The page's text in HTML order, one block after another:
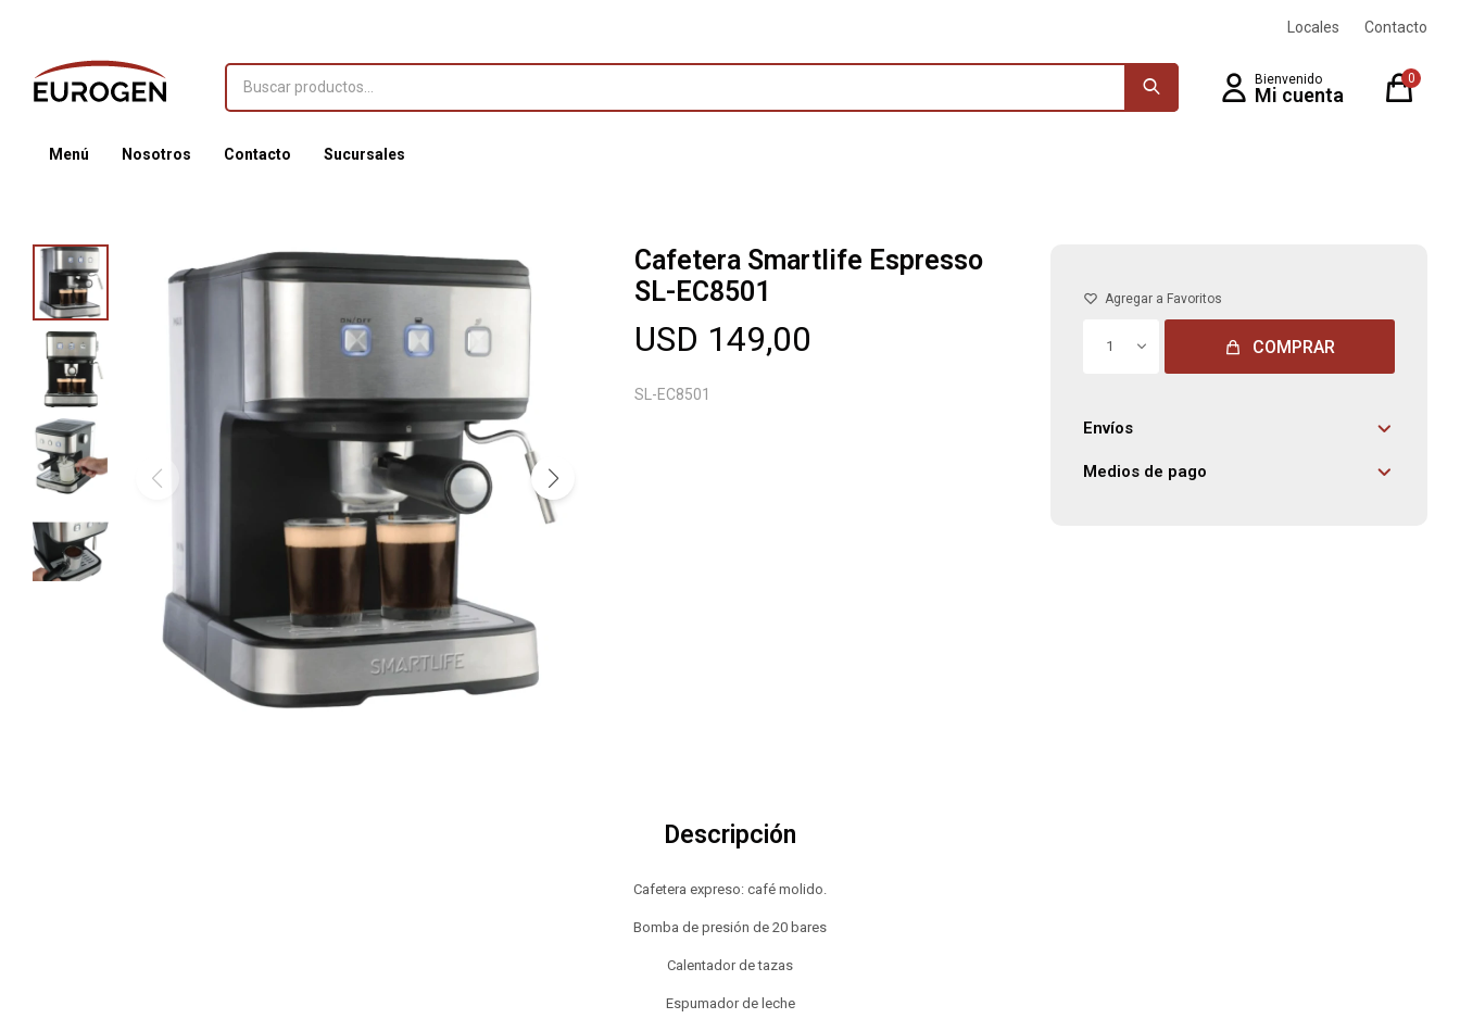
Menú Nosotros Contacto Sucursales
0
Locales Contacto
Cafetera Smartlife Espresso
SL-EC8501
USD 149,00
SL-EC8501
1 COMPRAR
Envíos
Medios de pago
Descripción
Cafetera expreso: café molido.
Bomba de presión de 20 bares
Calentador de tazas
Espumador de leche